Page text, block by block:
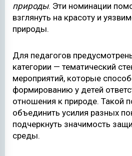
природы. Эти номинации
взглянуть на красоту и
природы.
Для педагогов
категории — тематический
мероприятий, которые
формированию у детей
отношения к природе. Такой
объединить усилия разных
подчеркнуть значимость
среды.